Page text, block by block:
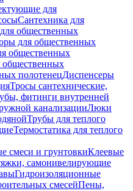
для
Сантехника для
общественных
для общественных
общественных
общественных
полотенецДиспенсеры
Тросы сантехнические,
фитинги внутренней
канализацииЛюки
Трубы для теплого
Термостатика для теплого
смеси и грунтовкиКлеевые
самонивелирующие
Гидроизоляционные
смесейПены,